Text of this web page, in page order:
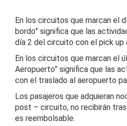
En los circuitos que marcan el
bordo” significa que las
día 2 del circuito con el pick up
En los circuitos que marcan el
Aeropuerto” significa que las
con el traslado al aeropuerto
Los pasajeros que adquieran
post – circuito, no recibirán
es reembolsable.